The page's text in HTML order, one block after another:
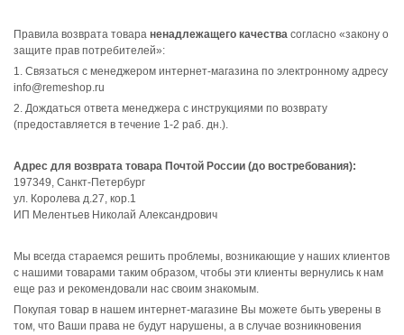
Правила возврата товара ненадлежащего качества согласно «закону о
защите прав потребителей»:
1. Связаться с менеджером интернет-магазина по электронному адресу
info@remeshop.ru
2. Дождаться ответа менеджера с инструкциями по возврату
(предоставляется в течение 1-2 раб. дн.).
Адрес для возврата товара Почтой России (до востребования):
197349, Санкт-Петербург
ул. Королева д.27, кор.1
ИП Мелентьев Николай Александрович
Мы всегда стараемся решить проблемы, возникающие у наших клиентов
с нашими товарами таким образом, чтобы эти клиенты вернулись к нам
еще раз и рекомендовали нас своим знакомым.
Покупая товар в нашем интернет-магазине Вы можете быть уверены в
том, что Ваши права не будут нарушены, а в случае возникновения